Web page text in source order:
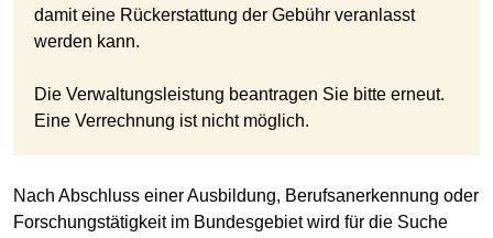
damit eine Rückerstattung der Gebühr veranlasst
werden kann.
Die Verwaltungsleistung beantragen Sie bitte erneut.
Eine Verrechnung ist nicht möglich.
Nach Abschluss einer Ausbildung, Berufsanerkennung oder
Forschungstätigkeit im Bundesgebiet wird für die Suche